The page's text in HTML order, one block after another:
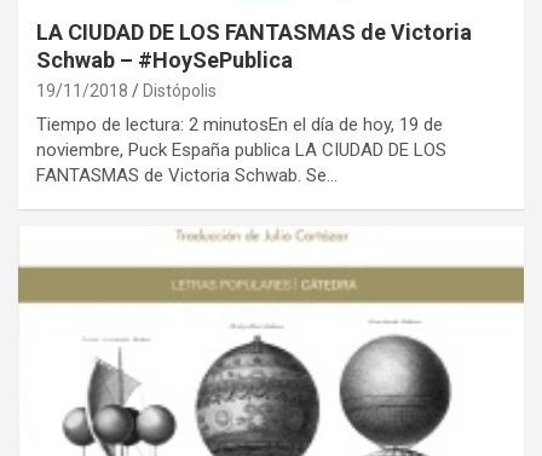
LA CIUDAD DE LOS FANTASMAS de Victoria
Schwab – #HoySePublica
19/11/2018 Distópolis
Tiempo de lectura: 2 minutosEn el día de hoy, 19 de
noviembre, Puck España publica LA CIUDAD DE LOS
FANTASMAS de Victoria Schwab. Se…